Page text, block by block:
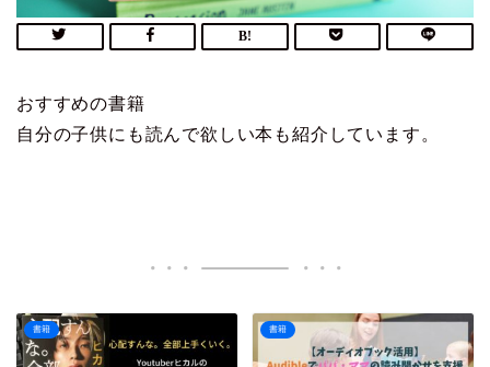
おすすめの書籍
自分の子供にも読んで欲しい本も紹介しています。
書籍 書籍